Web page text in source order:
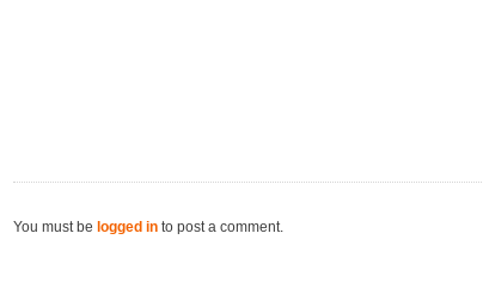
You must be logged in to post a comment.